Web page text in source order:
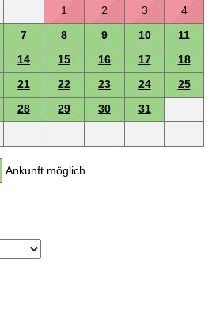
1 2 3
4
7 8 9 10
11
14 15 16 17
18
21 22 23 24
25
28 29 30
31
Ankunft möglich